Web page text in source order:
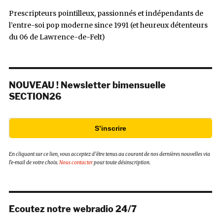
Prescripteurs pointilleux, passionnés et indépendants de
l’entre-soi pop moderne since 1991 (et heureux détenteurs
du 06 de Lawrence-de-Felt)
NOUVEAU ! Newsletter bimensuelle
SECTION26
S’inscrire
En cliquant sur ce lien, vous acceptez d’être tenus au courant de nos dernières nouvelles via
l’e-mail de votre choix.Nous contacterpour toute désinscription.
Ecoutez notre webradio 24/7